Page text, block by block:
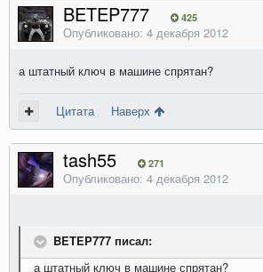
BETEP777 425
Опубликовано: 4 декабря 2012
а штатный ключ в машине спрятан?
Цитата Наверх
tash55 271
Опубликовано: 4 декабря 2012
BETEP777 писал:
а штатный ключ в машине спрятан?